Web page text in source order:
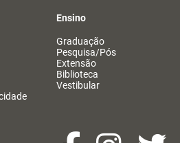
Ensino
Graduação
Pesquisa/Pós
Extensão
Biblioteca
Vestibular